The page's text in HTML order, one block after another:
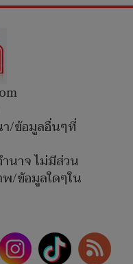
/ข้อมูลอื่นๆที่
นาจ ไม่มีส่วน
พ/ข้อมูลใดๆใน